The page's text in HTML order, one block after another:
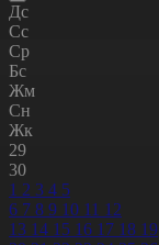
Дс
Сс
Ср
Бс
Жм
Сн
Жк
29
30
1 2 3 4 5
6 7 8 9 10 11 12
13 14 15 16 17 18 19